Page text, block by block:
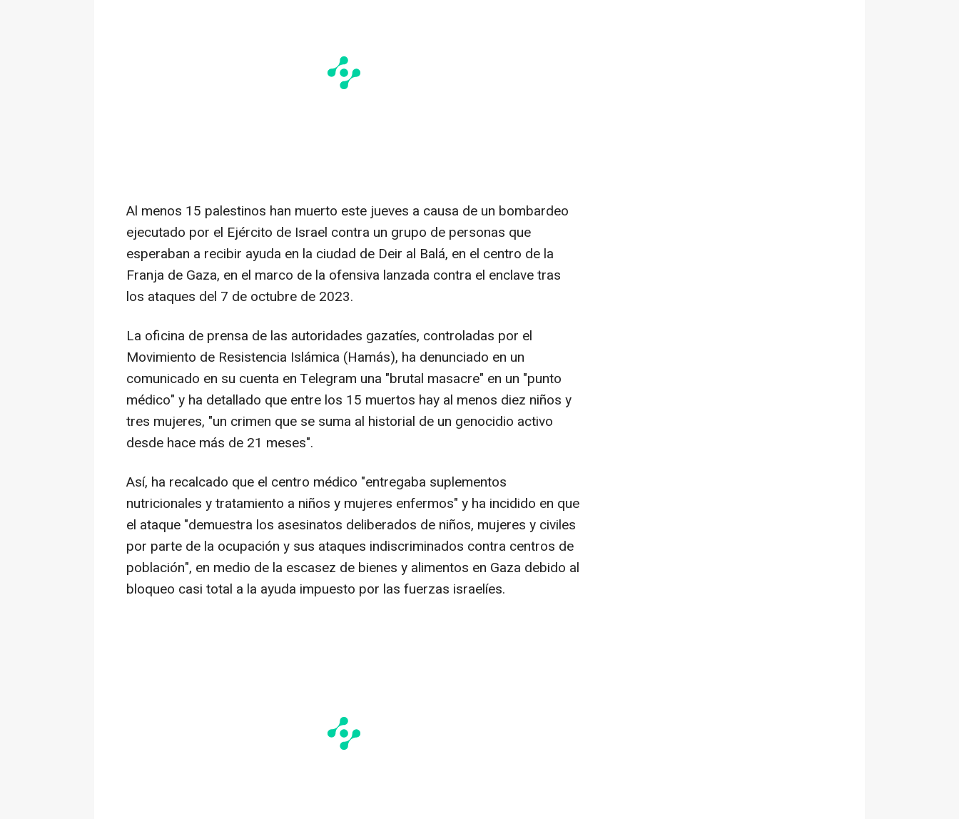
Al menos 15 palestinos han muerto este jueves a causa de un bombardeo
ejecutado por el Ejército de Israel contra un grupo de personas que
esperaban a recibir ayuda en la ciudad de Deir al Balá, en el centro de la
Franja de Gaza, en el marco de la ofensiva lanzada contra el enclave tras
los ataques del 7 de octubre de 2023.
La oficina de prensa de las autoridades gazatíes, controladas por el
Movimiento de Resistencia Islámica (Hamás), ha denunciado en un
comunicado en su cuenta en Telegram una "brutal masacre" en un "punto
médico" y ha detallado que entre los 15 muertos hay al menos diez niños y
tres mujeres, "un crimen que se suma al historial de un genocidio activo
desde hace más de 21 meses".
Así, ha recalcado que el centro médico "entregaba suplementos
nutricionales y tratamiento a niños y mujeres enfermos" y ha incidido en que
el ataque "demuestra los asesinatos deliberados de niños, mujeres y civiles
por parte de la ocupación y sus ataques indiscriminados contra centros de
población", en medio de la escasez de bienes y alimentos en Gaza debido al
bloqueo casi total a la ayuda impuesto por las fuerzas israelíes.